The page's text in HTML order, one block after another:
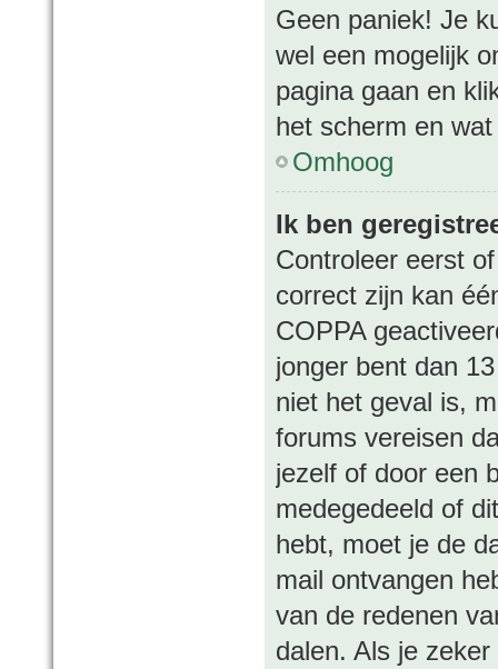
Geen paniek! Je
wel een mogelijk
pagina gaan en
het scherm en
Omhoog
Ik ben
Controleer eerst
correct zijn kan
COPPA
jonger bent dan
niet het geval is,
forums vereisen
jezelf of door een
medegedeeld of
hebt, moet je de
mail ontvangen
van de redenen
dalen. Als je